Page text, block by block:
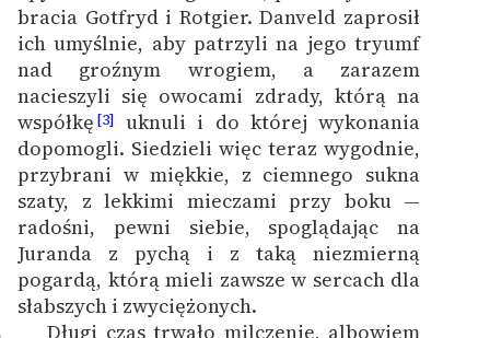
bracia Gotfryd i Rotgier. Danveld zaprosił
ich umyślnie, aby patrzyli na jego tryumf
nad groźnym wrogiem, a zarazem
nacieszyli się owocami zdrady, którą na
współkę [3]
uknuli i do której wykonania
dopomogli. Siedzieli więc teraz wygodnie,
przybrani w miękkie, z ciemnego sukna
szaty, z lekkimi mieczami przy boku —
radośni, pewni siebie, spoglądając na
Juranda z pychą i z taką niezmierną
pogardą, którą mieli zawsze w sercach dla
słabszych i zwyciężonych.
Długi czas trwało milczenie, albowiem